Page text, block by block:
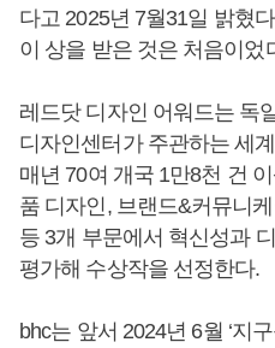
다고 2025년 7월31일 밝혔
이 상을 받은 것은 처음이었
레드닷 디자인 어워드는 독
디자인센터가 주관하는 세
매년 70여 개국 1만8천 건
품 디자인, 브랜드&커뮤니
등 3개 부문에서 혁신성과
평가해 수상작을 선정한다.
bhc는 앞서 2024년 6월 ‘지